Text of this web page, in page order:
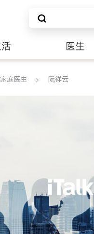
医生
组织
家庭医生 阮祥云